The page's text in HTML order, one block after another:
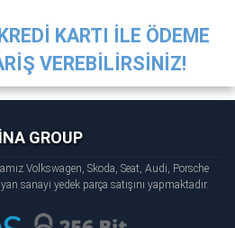
KARTI İLE ÖDEME
VEREBİLİRSİNİZ!
GROUP
Volkswagen, Skoda, Seat, Audi, Porsche
sanayi yedek parça satışını yapmaktadır.